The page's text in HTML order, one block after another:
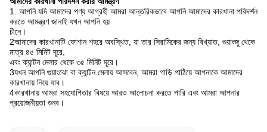
1. আপনি যদি আমাদের পণ্য আগ্রহী আমরা আন্তরিকভাবে আপনি আমাদের কারখানা পরিদর্শন
করতে আমন্ত্রণ জানাই যখন আপনি হয়
চীনে।
2আমাদের কারখানাটি ফোশান শহরে অবস্থিত, যা তার সিরামিকের জন্য বিখ্যাত, গুয়াংজু থেকে
মাত্র ৪৫ মিনিট দূরে,
এবং ক্যান্টন মেলার থেকে ৩৫ মিনিট দূরে।
3যখন আপনি গুয়াংঝো বা ক্যান্টন মেলায় আসবেন, আমরা গাড়ি পাঠিয়ে আপনাকে আমাদের
কারখানায় নিয়ে যাব।
4কারখানায় আমরা সহযোগিতার বিষয়ে আরও আলোচনা করতে পারি এবং আমরা আপনার
প্রয়োজনীয়তা শুনব।